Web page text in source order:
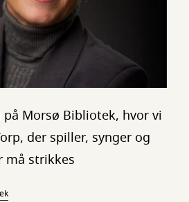
Morsø Bibliotek, hvor vi
der spiller, synger og
strikkes